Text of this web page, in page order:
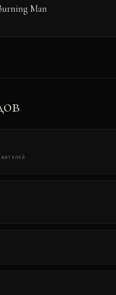
Man